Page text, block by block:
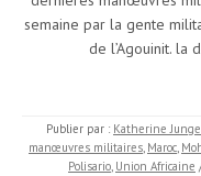
semaine par la gente
de l’Agouinit. la
Publier par : Katherine
manœuvres militaires, Maroc,
Polisario, Union Africaine